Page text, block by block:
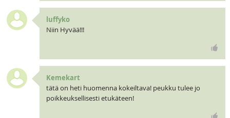
luffyko
Niin Hyvää!!!
Kemekart
tätä on heti huomenna kokeiltava! peukku tulee jo
poikkeuksellisesti etukäteen!